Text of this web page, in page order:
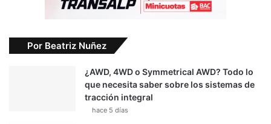
Por Beatriz Nuñez
¿AWD, 4WD o Symmetrical AWD? Todo lo
que necesita saber sobre los sistemas de
tracción integral
hace 5 días